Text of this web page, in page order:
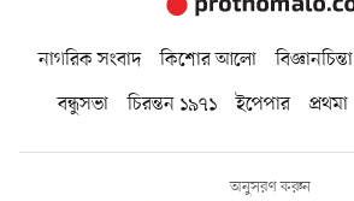
নাগরিক সংবাদ কিশোর আলো বিজ্ঞানচিন্তা
বন্ধুসভা
চিরন্তন ১৯৭১ ইপেপার প্রথমা
অনুসরণ করুন